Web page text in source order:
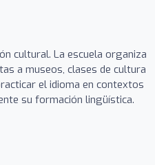
cultural. La escuela organiza
a museos, clases de cultura
el idioma en contextos
su formación lingüística.